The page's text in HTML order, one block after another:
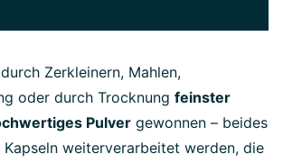
Zerkleinern, Mahlen,
oder durch Trocknung feinster
Pulver gewonnen – beides
Kapseln weiterverarbeitet werden, die